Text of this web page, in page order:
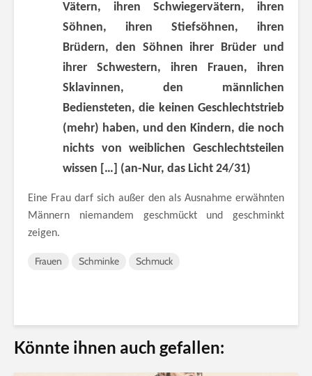
Vätern, ihren Schwiegervätern, ihren
Söhnen, ihren Stiefsöhnen, ihren
Brüdern, den Söhnen ihrer Brüder und
ihrer Schwestern, ihren Frauen, ihren
Sklavinnen, den männlichen
Bediensteten, die keinen Geschlechtstrieb
(mehr) haben, und den Kindern, die noch
nichts von weiblichen Geschlechtsteilen
wissen […] (an-Nur, das Licht 24/31)
Eine Frau darf sich außer den als Ausnahme erwähnten
Männern niemandem geschmückt und geschminkt
zeigen.
Frauen Schminke Schmuck
Könnte ihnen auch gefallen: